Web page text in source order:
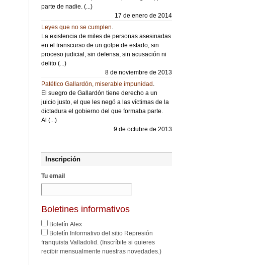
parte de nadie. (...)
17 de enero de 2014
Leyes que no se cumplen.
La existencia de miles de personas asesinadas
en el transcurso de un golpe de estado, sin
proceso judicial, sin defensa, sin acusación ni
delito (...)
8 de noviembre de 2013
Patético Gallardón, miserable impunidad .
El suegro de Gallardón tiene derecho a un
juicio justo, el que les negó a las víctimas de la
dictadura el gobierno del que formaba parte.
Al (...)
9 de octubre de 2013
Inscripción
Tu email
Boletines informativos
Boletín Alex
Boletín Informativo del sitio Represión
franquista Valladolid. (Inscríbite si quieres
recibir mensualmente nuestras novedades.)